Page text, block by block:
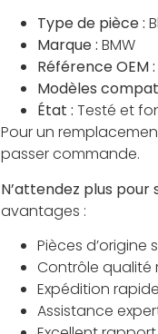
Type de pièce :
Marque : BMW
Référence OEM :
Modèles
État : Testé et
Pour un
passer commande.
N’attendez plus
avantages :
Pièces d’origine
Contrôle qualité
Expédition
Assistance